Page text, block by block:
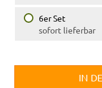
6er Set
sofort lieferbar
IN